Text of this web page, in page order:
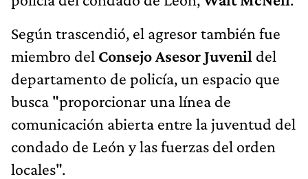
Según trascendió, el agresor también fue
miembro del Consejo Asesor Juvenil del
departamento de policía, un espacio que
busca "proporcionar una línea de
comunicación abierta entre la juventud del
condado de León y las fuerzas del orden
locales".